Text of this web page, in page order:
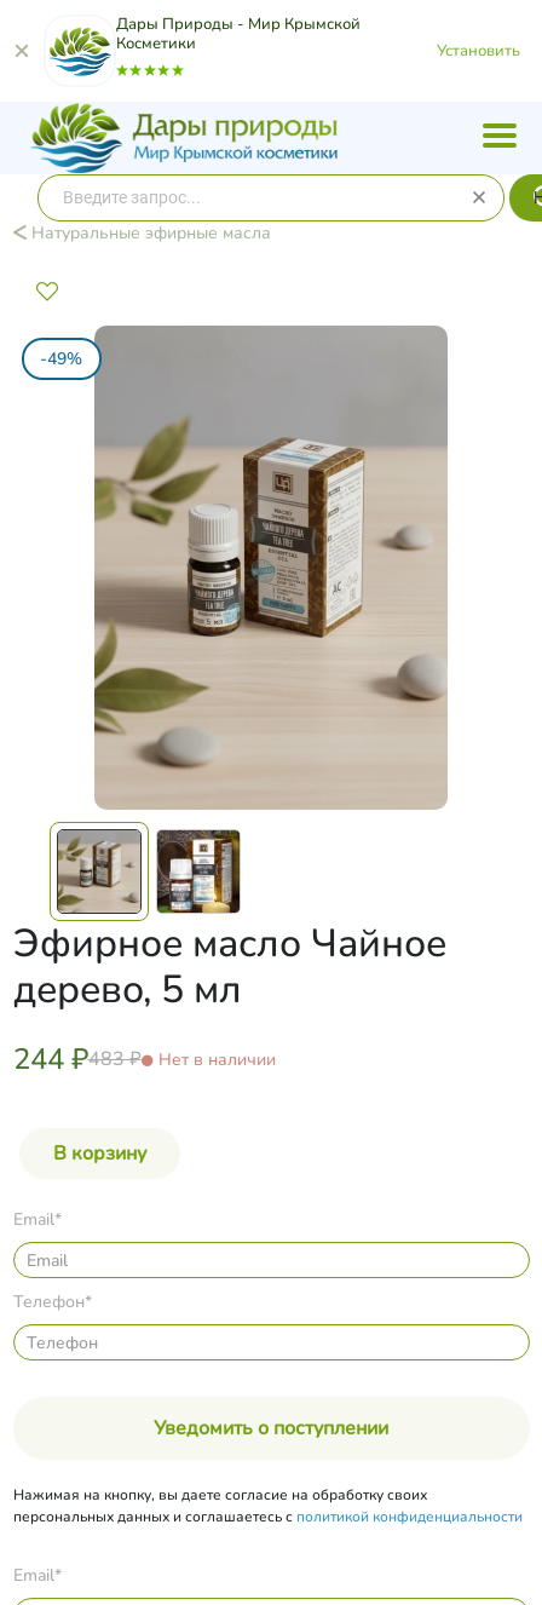
Дары Природы - Мир Крымской
Косметики
Установить
Натуральные эфирные масла
-49%
Эфирное масло Чайное
дерево, 5 мл
244 ₽483 ₽ Нет в наличии
Email*
Телефон*
Уведомить о поступлении
Нажимая на кнопку, вы даете согласие на обработку своих
персональных данных и соглашаетесь с политикой конфиденциальности
Email*